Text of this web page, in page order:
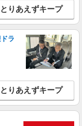
円（地域による） 別
限/月） 別途残業手当
残業代全額支給
福島県福島市南矢野
詳細を見る
経験・能力による
とりあえずキープ
ラ
とりあえずキープ